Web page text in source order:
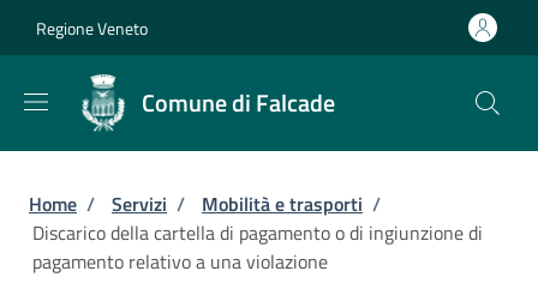
Regione Veneto
Comune di Falcade
Briciole di pane
Home / Servizi / Mobilità e trasporti /
Discarico della cartella di pagamento o di ingiunzione di
pagamento relativo a una violazione